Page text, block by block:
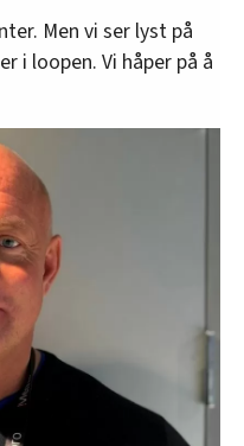
Men vi ser lyst på
i loopen. Vi håper på å